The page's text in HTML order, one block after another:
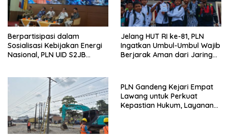
Berpartisipasi dalam
Sosialisasi Kebijakan Energi
Nasional, PLN UID S2JB
Jelang HUT RI ke-81, PLN
Ingatkan Umbul-Umbul Wajib
Berjarak Aman dari Jaringan
PLN Gandeng Kejari Empat
Lawang untuk Perkuat
Kepastian Hukum, Layanan